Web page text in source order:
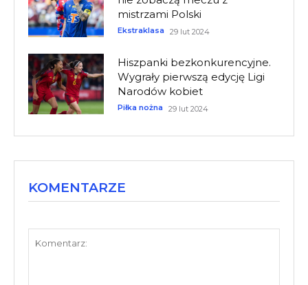
mistrzami Polski
Ekstraklasa 29 lut 2024
Hiszpanki bezkonkurencyjne.
Wygrały pierwszą edycję Ligi
Narodów kobiet
Piłka nożna 29 lut 2024
KOMENTARZE